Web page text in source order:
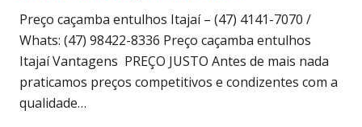
Preço caçamba entulhos Itajaí – (47) 4141-7070 /
Whats: (47) 98422-8336 Preço caçamba entulhos
Itajaí Vantagens PREÇO JUSTO Antes de mais nada
praticamos preços competitivos e condizentes com a
qualidade…